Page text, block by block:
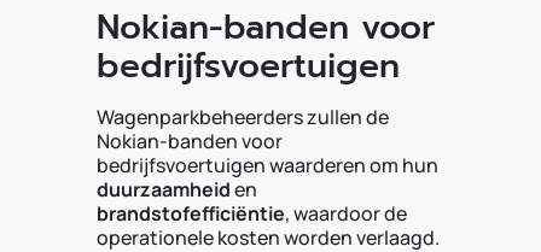
Nokian-banden voor
bedrijfsvoertuigen
Wagenparkbeheerders zullen de
Nokian-banden voor
bedrijfsvoertuigen waarderen om hun
duurzaamheiden
brandstofefficiëntie, waardoor de
operationele kosten worden verlaagd.